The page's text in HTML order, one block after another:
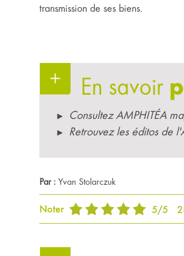
transmission de ses biens.
En savoir
Consultez AMPHITÉA
Retrouvez les éditos de
Par : Yvan Stolarczuk
Noter 5/5